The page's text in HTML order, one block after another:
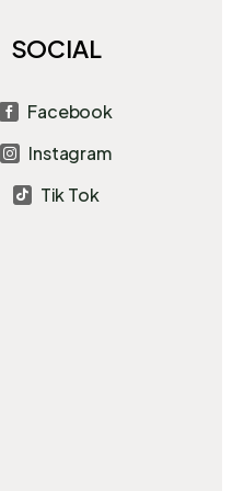
SOCIAL
 Facebook
 Instagram
 Tik Tok